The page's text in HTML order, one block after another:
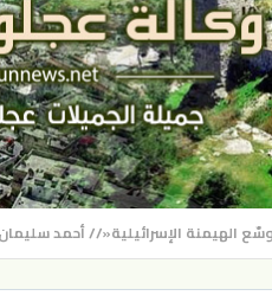
الهيمنة الإسرائيلية«// أحمد